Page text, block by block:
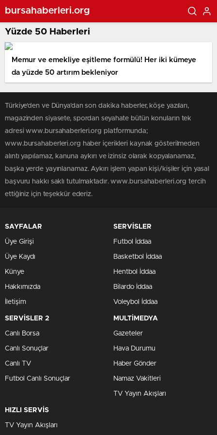
bursahaberleri.org
Yüzde 50 Haberleri
Memur ve emekliye eşitleme formülü! Her iki kümeye
da yüzde 50 artırım bekleniyor
Türkiye'den ve Dünya’dan son dakika haberler, köşe yazıları,
magazinden siyasete, spordan seyahate bütün konuların tek
adresi www.bursahaberleri.org platformunda;
www.bursahaberleri.org haber içerikleri kaynak gösterilmeden
alıntı yapılamaz, kanuna aykırı ve izinsiz olarak kopyalanamaz,
başka yerde yayınlanamaz. Aykırı işlem yapan kişi/kişiler için yasal
başvuru hakkı saklı tutulmaktadır. www.bursahaberleri.org tercih
ettiğiniz için teşekkür ederiz.
SAYFALAR
Üye Girişi
Üye Kaydı
Künye
Hakkımızda
İletişim
SERVİSLER
Futbol İddaa
Basketbol İddaa
Hentbol İddaa
Bilardo İddaa
Voleybol İddaa
SERVİSLER 2
Canlı Borsa
Canlı Sonuçlar
Canlı TV
Futbol Canlı Sonuçlar
MULTİMEDYA
Gazeteler
Hava Durumu
Haber Gönder
Namaz Vakitleri
TV Yayın Akışları
HIZLI SERVİS
TV Yayın Akışları